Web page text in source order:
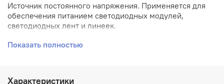
Источник постоянного напряжения. Применяется для
обеспечения питанием светодиодных модулей,
светодиодных лент и линеек.
Технические характеристики:
Выход. мощность – 48 Вт
Показать полностью
Характеристики